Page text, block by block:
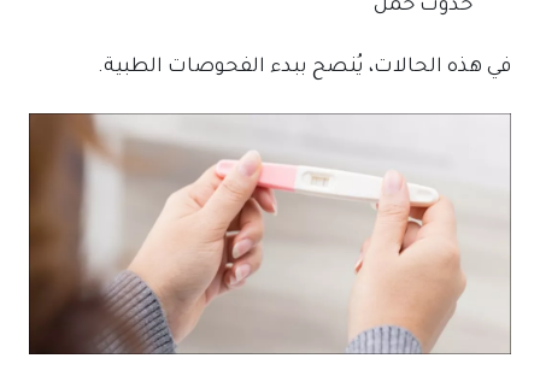
حدوث حمل
في هذه الحالات، يُنصح ببدء الفحوصات الطبية.